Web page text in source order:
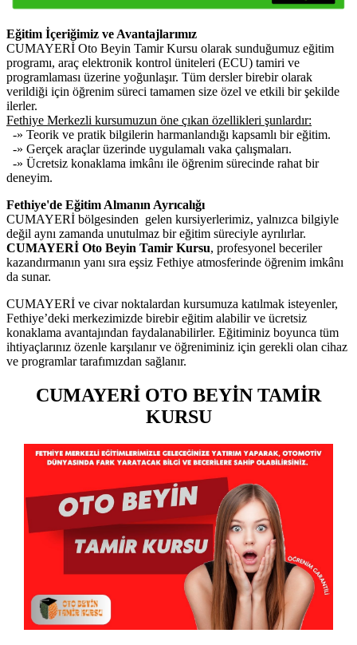
Eğitim İçeriğimiz ve Avantajlarımız
CUMAYERİ Oto Beyin Tamir Kursu olarak sunduğumuz eğitim
programı, araç elektronik kontrol üniteleri (ECU) tamiri ve
programlaması üzerine yoğunlaşır. Tüm dersler birebir olarak
verildiği için öğrenim süreci tamamen size özel ve etkili bir şekilde
ilerler.
Fethiye Merkezli kursumuzun öne çıkan özellikleri şunlardır:
-» Teorik ve pratik bilgilerin harmanlandığı kapsamlı bir eğitim.
-» Gerçek araçlar üzerinde uygulamalı vaka çalışmaları.
-» Ücretsiz konaklama imkânı ile öğrenim sürecinde rahat bir
deneyim.
Fethiye'de Eğitim Almanın Ayrıcalığı
CUMAYERİ bölgesinden gelen kursiyerlerimiz, yalnızca bilgiyle
değil aynı zamanda unutulmaz bir eğitim süreciyle ayrılırlar.
CUMAYERİ Oto Beyin Tamir Kursu, profesyonel beceriler
kazandırmanın yanı sıra eşsiz Fethiye atmosferinde öğrenim imkânı
da sunar.
CUMAYERİ ve civar noktalardan kursumuza katılmak isteyenler,
Fethiye’deki merkezimizde birebir eğitim alabilir ve ücretsiz
konaklama avantajından faydalanabilirler. Eğitiminiz boyunca tüm
ihtiyaçlarınız özenle karşılanır ve öğreniminiz için gerekli olan cihaz
ve programlar tarafımızdan sağlanır.
CUMAYERİ OTO BEYİN TAMİR
KURSU